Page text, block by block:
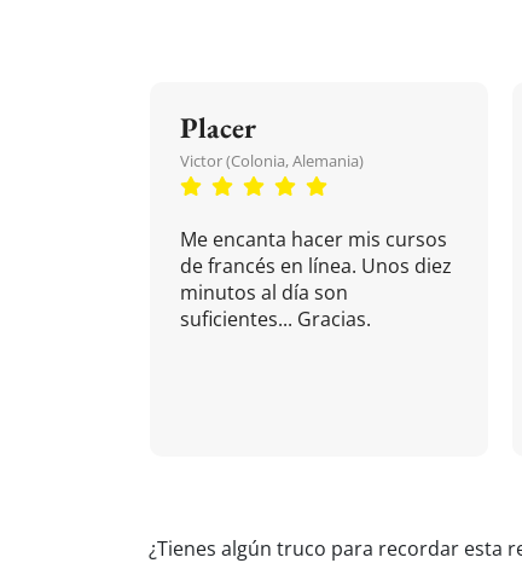
Placer
Victor (Colonia, Alemania)
Me encanta hacer mis cursos
de francés en línea. Unos diez
minutos al día son
suficientes... Gracias.
¿Tienes algún truco para recordar esta